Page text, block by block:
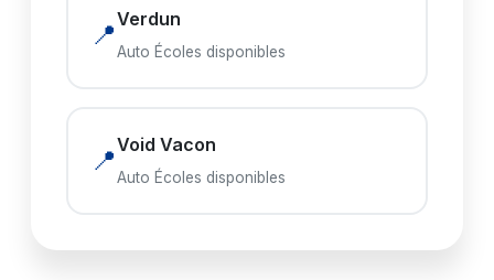
📍Verdun
Auto Écoles disponibles
📍Void Vacon
Auto Écoles disponibles